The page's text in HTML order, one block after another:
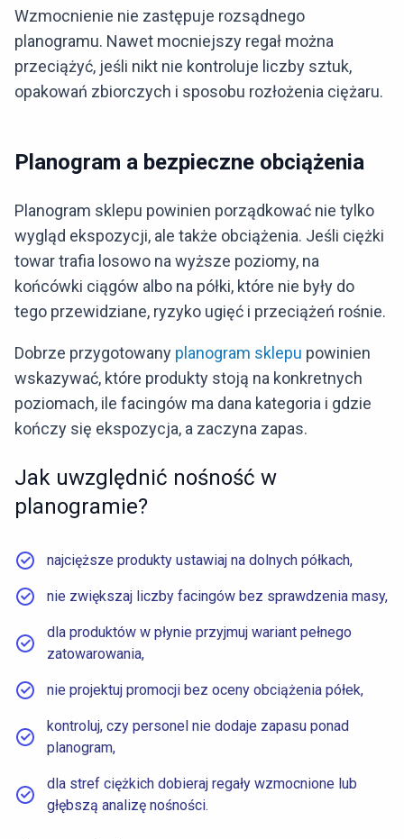
Wzmocnienie nie zastępuje rozsądnego
planogramu. Nawet mocniejszy regał można
przeciążyć, jeśli nikt nie kontroluje liczby sztuk,
opakowań zbiorczych i sposobu rozłożenia ciężaru.
Planogram a bezpieczne obciążenia
Planogram sklepu powinien porządkować nie tylko
wygląd ekspozycji, ale także obciążenia. Jeśli ciężki
towar trafia losowo na wyższe poziomy, na
końcówki ciągów albo na półki, które nie były do
tego przewidziane, ryzyko ugięć i przeciążeń rośnie.
Dobrze przygotowany planogram sklepu powinien
wskazywać, które produkty stoją na konkretnych
poziomach, ile facingów ma dana kategoria i gdzie
kończy się ekspozycja, a zaczyna zapas.
Jak uwzględnić nośność w
planogramie?
najcięższe produkty ustawiaj na dolnych półkach,
nie zwiększaj liczby facingów bez sprawdzenia masy,
dla produktów w płynie przyjmuj wariant pełnego
zatowarowania,
nie projektuj promocji bez oceny obciążenia półek,
kontroluj, czy personel nie dodaje zapasu ponad
planogram,
dla stref ciężkich dobieraj regały wzmocnione lub
głębszą analizę nośności.